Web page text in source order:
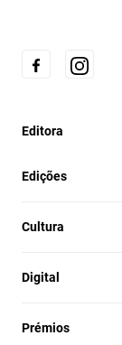
Editora
Edições
Cultura
Digital
Prémios